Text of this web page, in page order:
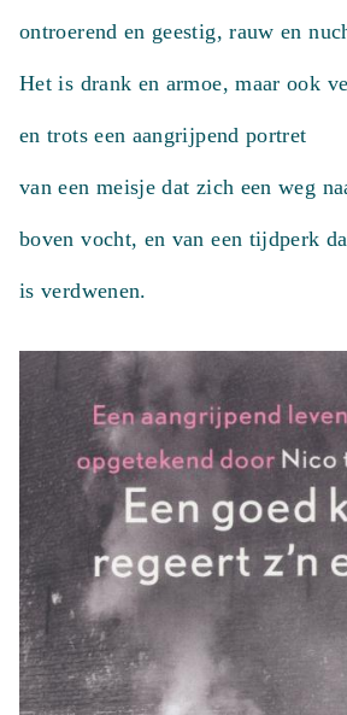
ontroerend en geestig, rauw en
Het is drank en armoe, maar ook
en trots een aangrijpend portret
van een meisje dat zich een weg
boven vocht, en van een tijdperk
is verdwenen.